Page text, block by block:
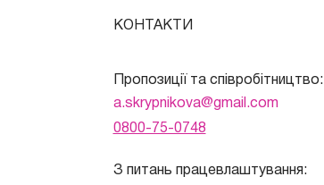
КОНТАКТИ
Пропозиції та співробітництво:
a.skrypnikova@gmail.com
0800-75-0748
З питань працевлаштування: